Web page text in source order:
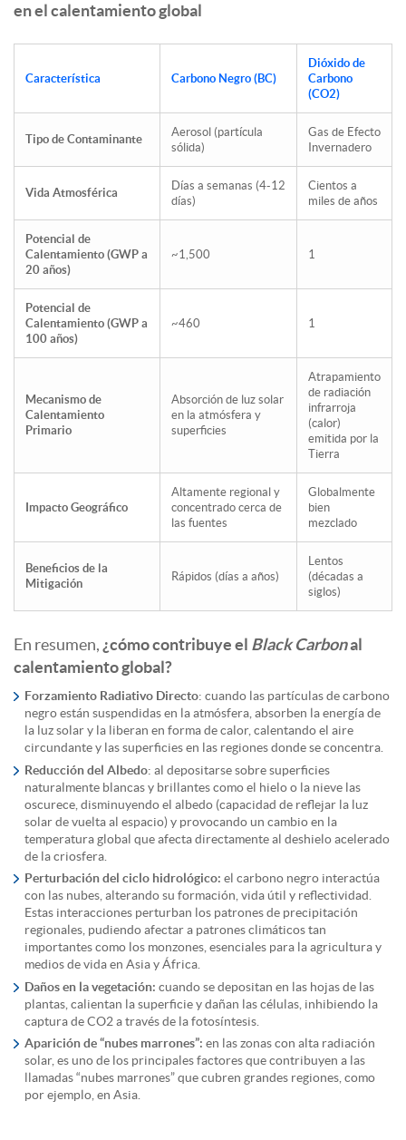
en el calentamiento global
Característica Carbono Negro (BC)
Dióxido de
Carbono
(CO2​)
Tipo de Contaminante
Aerosol (partícula
sólida)
Gas de Efecto
Invernadero
Vida Atmosférica
Días a semanas (4-12
días)
Cientos a
miles de años
Potencial de
Calentamiento (GWP a
20 años)
~1,500 1
Potencial de
Calentamiento (GWP a
100 años)
~460 1
Mecanismo de
Calentamiento
Primario
Absorción de luz solar
en la atmósfera y
superficies
Atrapamiento
de radiación
infrarroja
(calor)
emitida por la
Tierra
Impacto Geográfico
Altamente regional y
concentrado cerca de
las fuentes
Globalmente
bien
mezclado
Beneficios de la
Mitigación
Rápidos (días a años)
Lentos
(décadas a
siglos)
En resumen, ¿cómo contribuye el Black Carbonal
calentamiento global?
Forzamiento Radiativo Directo: cuando las partículas de carbono
negro están suspendidas en la atmósfera, absorben la energía de
la luz solar y la liberan en forma de calor, calentando el aire
circundante y las superficies en las regiones donde se concentra.
Reducción del Albedo: al depositarse sobre superficies
naturalmente blancas y brillantes como el hielo o la nieve las
oscurece, disminuyendo el albedo (capacidad de reflejar la luz
solar de vuelta al espacio) y provocando un cambio en la
temperatura global que afecta directamente al deshielo acelerado
de la criosfera.
Perturbación del ciclo hidrológico: el carbono negro interactúa
con las nubes, alterando su formación, vida útil y reflectividad.
Estas interacciones perturban los patrones de precipitación
regionales, pudiendo afectar a patrones climáticos tan
importantes como los monzones, esenciales para la agricultura y
medios de vida en Asia y África.
Daños en la vegetación: cuando se depositan en las hojas de las
plantas, calientan la superficie y dañan las células, inhibiendo la
captura de CO2 a través de la fotosíntesis.
Aparición de “nubes marrones”: en las zonas con alta radiación
solar, es uno de los principales factores que contribuyen a las
llamadas “nubes marrones” que cubren grandes regiones, como
por ejemplo, en Asia.